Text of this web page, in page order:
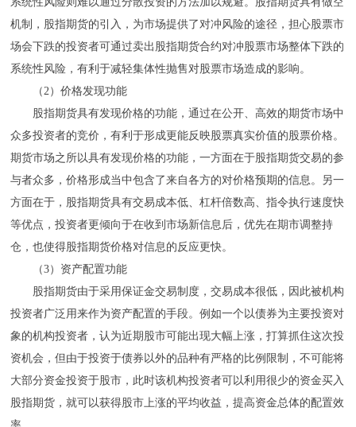
机制，股指期货的引入，为市场提供了对冲风险的途径，担心股票市
场会下跌的投资者可通过卖出股指期货合约对冲股票市场整体下跌的
系统性风险，有利于减轻集体性抛售对股票市场造成的影响。
（2）价格发现功能
股指期货具有发现价格的功能，通过在公开、高效的期货市场中
众多投资者的竞价，有利于形成更能反映股票真实价值的股票价格。
期货市场之所以具有发现价格的功能，一方面在于股指期货交易的参
与者众多，价格形成当中包含了来自各方的对价格预期的信息。另一
方面在于，股指期货具有交易成本低、杠杆倍数高、指令执行速度快
等优点，投资者更倾向于在收到市场新信息后，优先在期市调整持
仓，也使得股指期货价格对信息的反应更快。
（3）资产配置功能
股指期货由于采用保证金交易制度，交易成本很低，因此被机构
投资者广泛用来作为资产配置的手段。例如一个以债券为主要投资对
象的机构投资者，认为近期股市可能出现大幅上涨，打算抓住这次投
资机会，但由于投资于债券以外的品种有严格的比例限制，不可能将
大部分资金投资于股市，此时该机构投资者可以利用很少的资金买入
股指期货，就可以获得股市上涨的平均收益，提高资金总体的配置效